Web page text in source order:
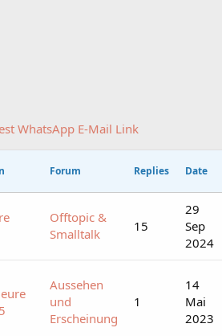
WhatsApp E-Mail Link
Forum Replies Date
Offtopic &
Smalltalk
15
29
Sep
2024
Aussehen
und
Erscheinung
1
14
Mai
2023